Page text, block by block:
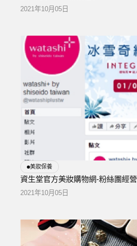
2021年10月05日
美妝保養
資生堂官方美妝購物網-粉絲團經營
2021年10月05日